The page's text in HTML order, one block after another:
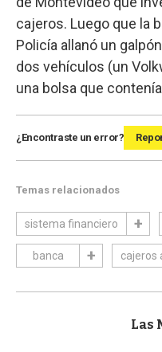
cajeros. Luego que la
Policía allanó un
dos vehículos (un
una bolsa que
¿Encontraste un error?
Temas relacionados
sistema financiero
banca cajeros
Las